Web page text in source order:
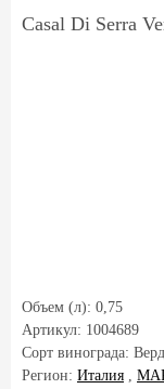
Casal Di Serra
Объем (л): 0,75
Артикул: 1004689
Сорт винограда:
Регион: Италия ,